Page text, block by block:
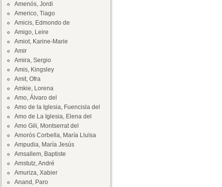
Amenós, Jordi
Americo, Tiago
Amicis, Edmondo de
Amigo, Leire
Amiot, Karine-Marie
Amir
Amira, Sergio
Amis, Kingsley
Amit, Ofra
Amkie, Lorena
Amo, Álvaro del
Amo de la Iglesia, Fuencisla del
Amo de La Iglesia, Elena del
Amo Gili, Montserrat del
Amorós Corbella, María Lluïsa
Ampudia, María Jesús
Amsallem, Baptiste
Amstutz, André
Amuriza, Xabier
Anand, Paro